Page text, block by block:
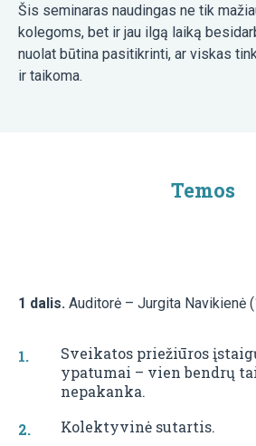
Šis seminaras naudingas ne tik
kolegoms, bet ir jau ilgą laiką
nuolat būtina pasitikrinti, ar viskas
ir taikoma.
Temos
1 dalis. Auditorė – Jurgita Navikienė
Sveikatos priežiūros
ypatumai – vien bendrų
nepakanka.
Kolektyvinė sutartis.